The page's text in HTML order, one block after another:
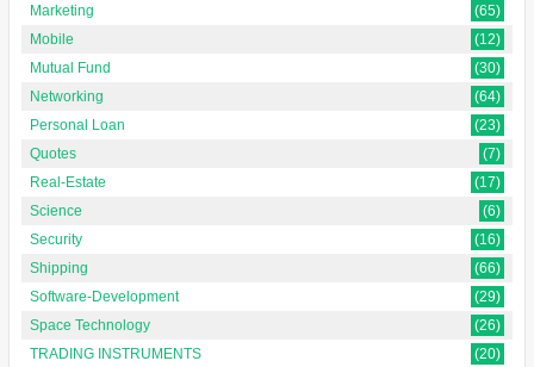
Marketing
(65)
Mobile
(12)
Mutual Fund
(30)
Networking
(64)
Personal Loan
(23)
Quotes
(7)
Real-Estate
(17)
Science
(6)
Security
(16)
Shipping
(66)
Software-Development
(29)
Space Technology
(26)
TRADING INSTRUMENTS
(20)